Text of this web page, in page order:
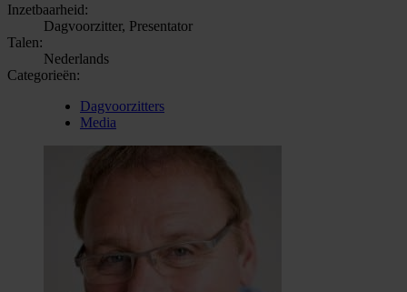
Inzetbaarheid:
Dagvoorzitter, Presentator
Talen:
Nederlands
Categorieën:
Dagvoorzitters
Media